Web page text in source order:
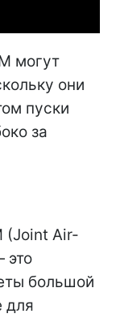
могут
они
пуски
за
(Joint Air-
это
большой
для